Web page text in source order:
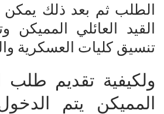
الطلب ثم بعد ذلك
القيد العائلي المميكن
تنسيق كليات العسكرية
ولكيفية تقديم طلب
المميكن يتم